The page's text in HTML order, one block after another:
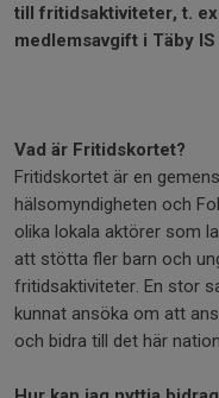
till fritidsaktiviteter, t.
medlemsavgift i Täby
Vad är Fritidskortet?
Fritidskortet är en
hälsomyndigheten och
olika lokala aktörer som
att stötta fler barn och
fritidsaktiviteter. En stor
kunnat ansöka om att
och bidra till det här